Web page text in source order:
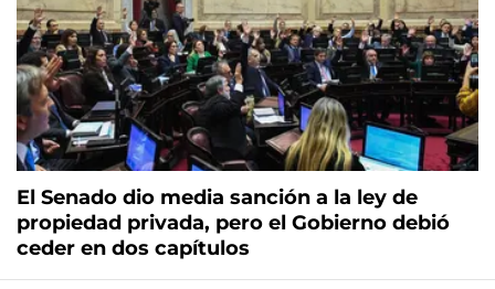
El Senado dio media sanción a la ley de
propiedad privada, pero el Gobierno debió
ceder en dos capítulos